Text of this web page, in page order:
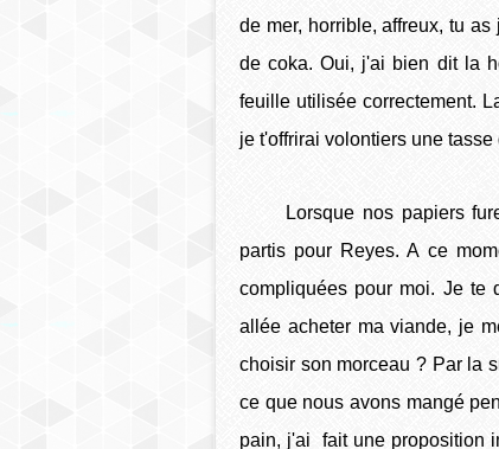
de mer, horrible, affreux, tu
de coka. Oui, j'ai bien dit la
feuille utilisée correctement.
je t'offrirai volontiers une tasse
Lorsque nos papiers
partis pour Reyes. A ce
compliquées pour moi. Je te
allée acheter ma viande, je
choisir son morceau ? Par la
ce que nous avons mangé
pain, j'ai fait une proposition